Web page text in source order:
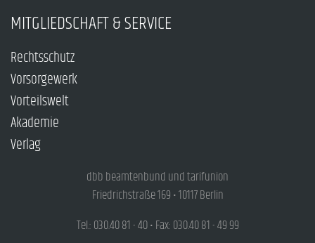
MITGLIEDSCHAFT & SERVICE
Rechtsschutz
Vorsorgewerk
Vorteilswelt
Akademie
Verlag
dbb beamtenbund und tarifunion
Friedrichstraße 169 • 10117 Berlin
Tel.: 030.40 81 - 40 • Fax: 030.40 81 - 49 99